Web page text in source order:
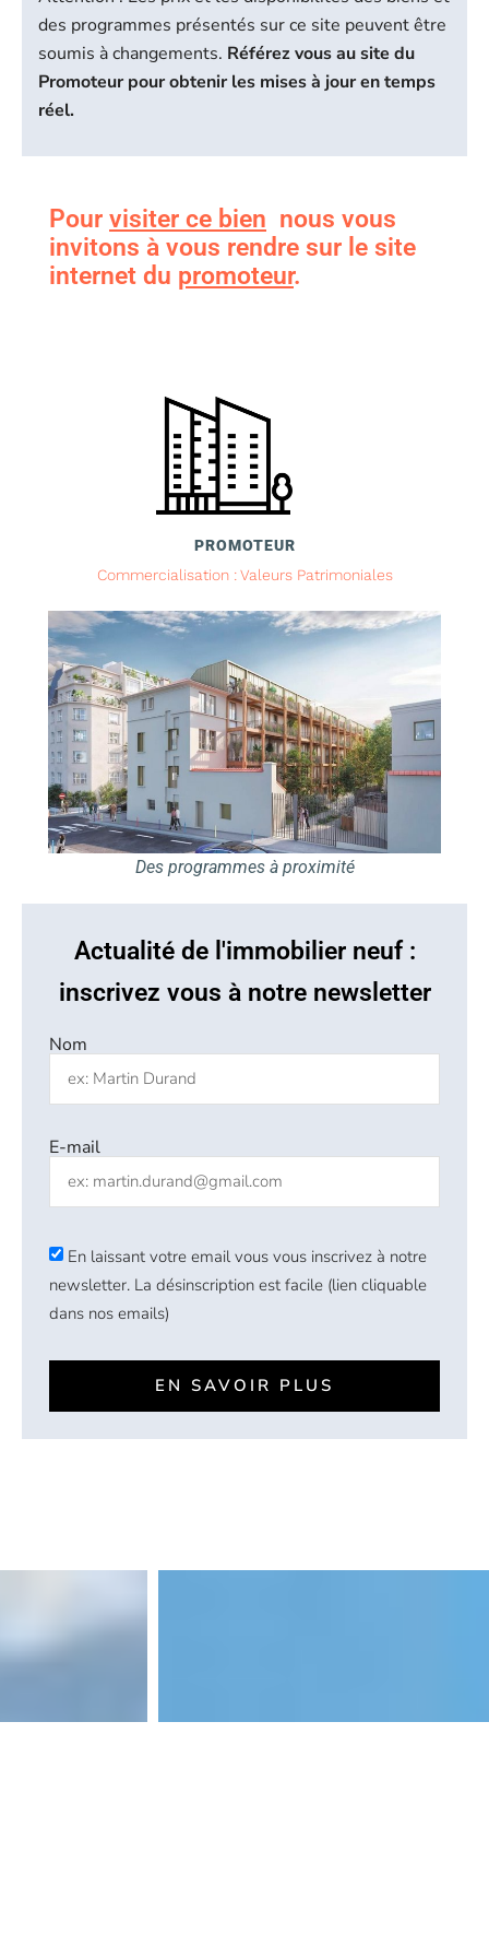
des programmes présentés sur ce site peuvent être
soumis à changements. Référez vous au site du
Promoteur pour obtenir les mises à jour en temps
réel.
Pour visiter ce bien nous vous
invitons à vous rendre sur le site
internet du promoteur.
PROMOTEUR
Commercialisation : Valeurs Patrimoniales
Des programmes à proximité
Actualité de l'immobilier neuf :
inscrivez vous à notre newsletter
Nom
E-mail
En laissant votre email vous vous inscrivez à notre
newsletter. La désinscription est facile (lien cliquable
dans nos emails)
EN SAVOIR PLUS